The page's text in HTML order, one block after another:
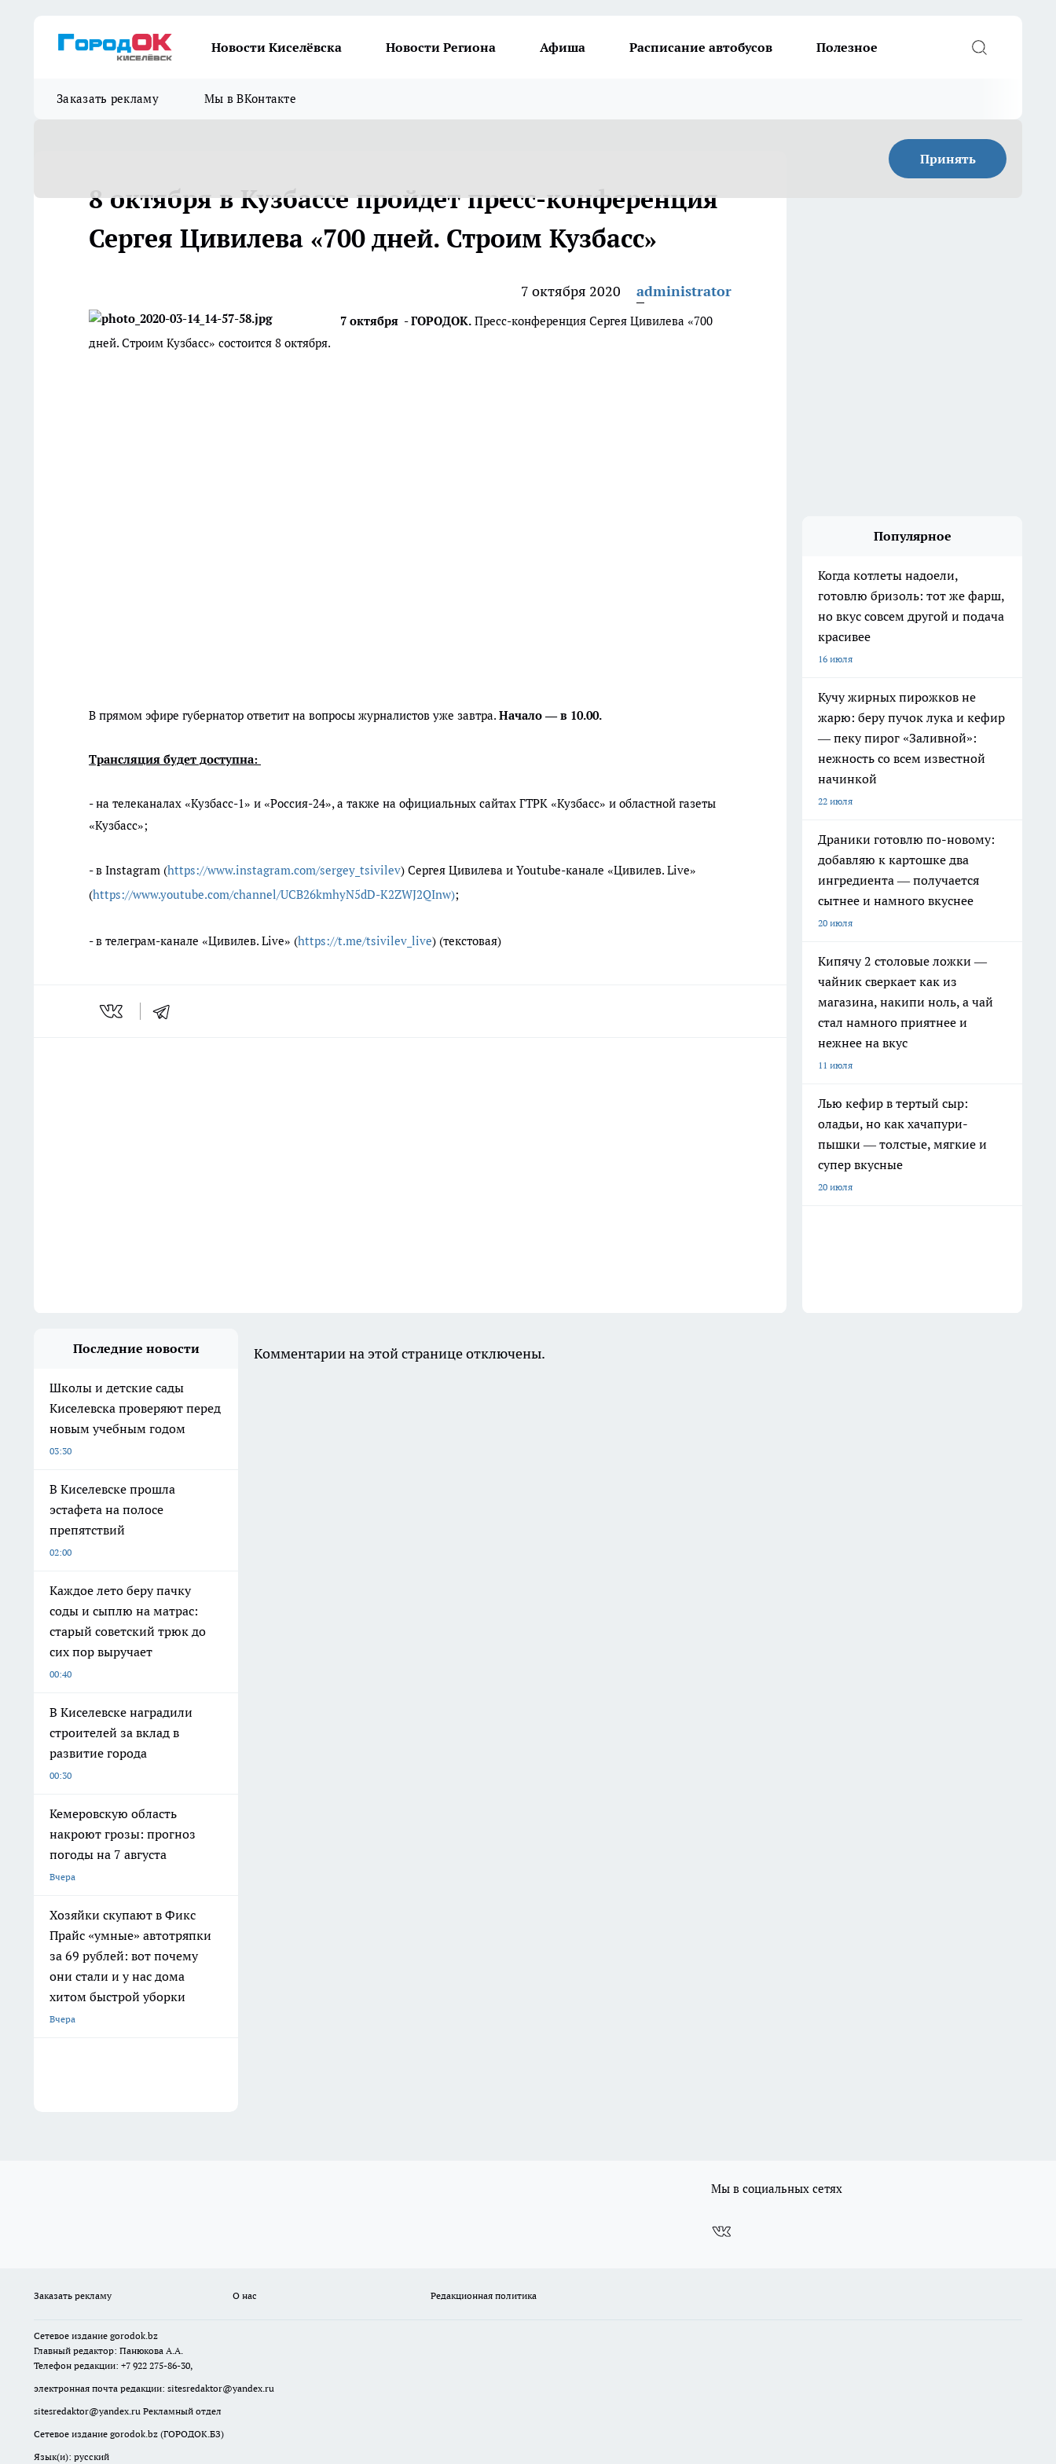
Новости Киселёвска Новости Региона Афиша Расписание автобусов Полезное
Заказать рекламу Мы в ВКонтакте
Принять
8 октября в Кузбассе пройдет пресс-конференция
Сергея Цивилева «700 дней. Строим Кузбасс»
7 октября 2020 administrator
7 октября - ГОРОДОК. Пресс-конференция Сергея Цивилева «700
дней. Строим Кузбасс» состоится 8 октября.
В прямом эфире губернатор ответит на вопросы журналистов уже завтра. Начало — в 10.00.
Трансляция будет доступна:
- на телеканалах «Кузбасс-1» и «Россия-24», а также на официальных сайтах ГТРК «Кузбасс» и областной газеты
«Кузбасс»;
- в Instagram (https://www.instagram.com/sergey_tsivilev) Сергея Цивилева и Youtube-канале «Цивилев. Live»
(https://www.youtube.com/channel/UCB26kmhyN5dD-K2ZWJ2QInw);
- в телеграм-канале «Цивилев. Live» (https://t.me/tsivilev_live) (текстовая)
Популярное
Когда котлеты надоели,
готовлю бризоль: тот же фарш,
но вкус совсем другой и подача
красивее
16 июля
Кучу жирных пирожков не
жарю: беру пучок лука и кефир
— пеку пирог «Заливной»:
нежность со всем известной
начинкой
22 июля
Драники готовлю по-новому:
добавляю к картошке два
ингредиента — получается
сытнее и намного вкуснее
20 июля
Кипячу 2 столовые ложки —
чайник сверкает как из
магазина, накипи ноль, а чай
стал намного приятнее и
нежнее на вкус
11 июля
Лью кефир в тертый сыр:
оладьи, но как хачапури-
пышки — толстые, мягкие и
супер вкусные
20 июля
Последние новости
Школы и детские сады
Киселевска проверяют перед
новым учебным годом
03:30
В Киселевске прошла
эстафета на полосе
препятствий
02:00
Каждое лето беру пачку
соды и сыплю на матрас:
старый советский трюк до
сих пор выручает
00:40
В Киселевске наградили
строителей за вклад в
развитие города
00:30
Кемеровскую область
накроют грозы: прогноз
погоды на 7 августа
Вчера
Хозяйки скупают в Фикс
Прайс «умные» автотряпки
за 69 рублей: вот почему
они стали и у нас дома
хитом быстрой уборки
Вчера
Комментарии на этой странице отключены.
Мы в социальных сетях
Заказать рекламу О нас Редакционная политика
Сетевое издание gorodok.bz
Главный редактор: Панюкова А.А.
Телефон редакции: +7 922 275-86-30,
электронная почта редакции: sitesredaktor@yandex.ru
sitesredaktor@yandex.ru Рекламный отдел
Сетевое издание gorodok.bz (ГОРОДОК.БЗ)
Язык(и): русский